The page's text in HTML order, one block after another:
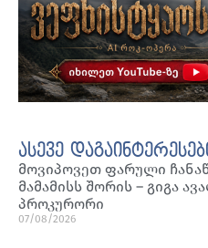
ასევე
მოვიპოვეთ ფარული
მამამისს შორის – გიგა
პროკურორი
07/08/2026